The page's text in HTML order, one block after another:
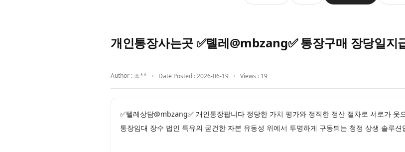
개인통장사는곳 ✅톌레@mbzang✅ 통장구매 장당일지
Author : 조** Date Posted : 2026-06-19 Views : 19
✅텔레상담@mbzang✅ 개인통장팝니다 정당한 가치 평가와 정직한 정산 절차로 서로가 웃
통장임대 장수 법인 특유의 굳건한 자본 유동성 위에서 투명하게 구동되는 청정 상생 솔루션